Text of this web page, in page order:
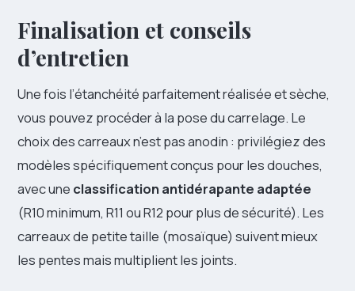
Finalisation et conseils
d’entretien
Une fois l’étanchéité parfaitement réalisée et sèche,
vous pouvez procéder à la pose du carrelage. Le
choix des carreaux n’est pas anodin : privilégiez des
modèles spécifiquement conçus pour les douches,
avec une classification antidérapante adaptée
(R10 minimum, R11 ou R12 pour plus de sécurité). Les
carreaux de petite taille (mosaïque) suivent mieux
les pentes mais multiplient les joints.